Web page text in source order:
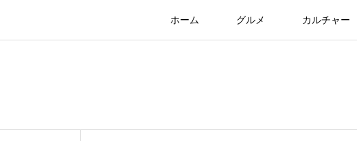
ホーム グルメ カルチャー